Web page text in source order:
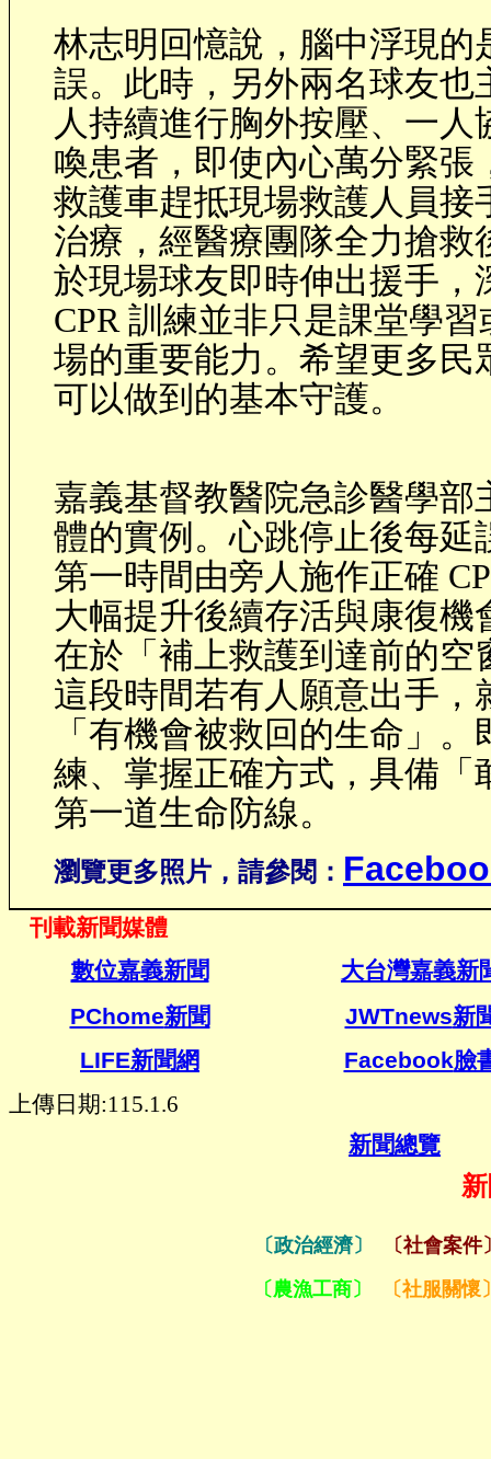
林志明回憶說，腦中浮現
誤。此時，另外兩名球友
人持續進行胸外按壓、一
喚患者，即使內心萬分緊
救護車趕抵現場救護人員
治療，經醫療團隊全力搶
於現場球友即時伸出援手
CPR 訓練並非只是課堂學
場的重要能力。希望更多
可以做到的基本守護。
嘉義基督教醫院急診醫學
體的實例。心跳停止後每
第一時間由旁人施作正確
大幅提升後續存活與康復
在於「補上救護到達前的
這段時間若有人願意出手
「有機會被救回的生命」
練、掌握正確方式，具備
第一道生命防線。
瀏覽更多照片，請參閱：
刊載新聞媒體
數位嘉義新聞
大台灣嘉義新
PChome新聞 JWTnews新
LIFE新聞網
Facebook臉
上傳日期:115.1.6
新聞總覽
〔政治經濟〕
〔社會案件
〔農漁工商〕
〔社服關懷